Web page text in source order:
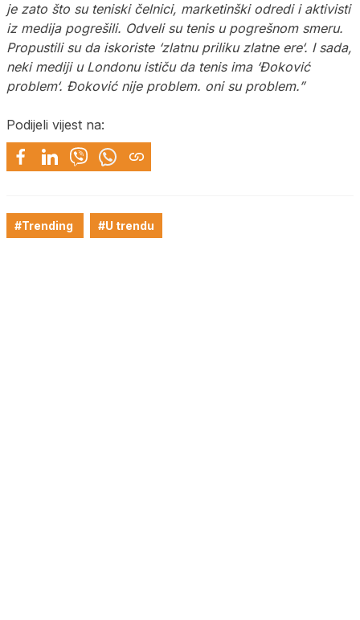
je zato što su teniski čelnici, marketinški odredi i aktivisti
iz medija pogrešili. Odveli su tenis u pogrešnom smeru.
Propustili su da iskoriste ‘zlatnu priliku zlatne ere‘. I sada,
neki mediji u Londonu ističu da tenis ima ‘Đoković
problem‘. Đoković nije problem. oni su problem.”
Podijeli vijest na:
#Trending #U trendu